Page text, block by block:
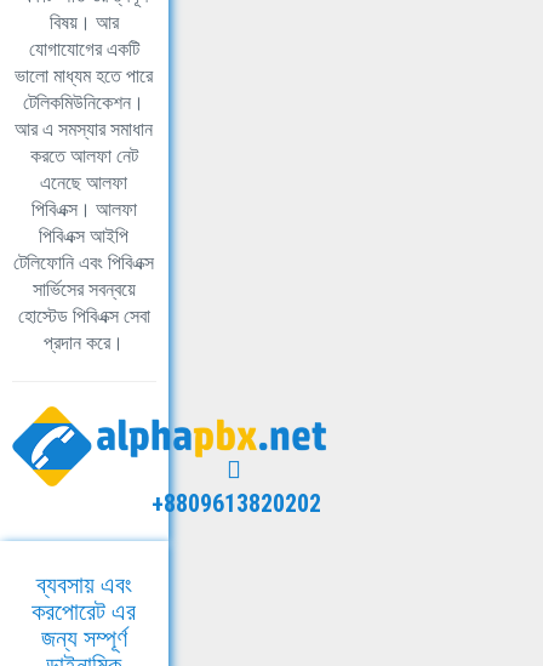
বিষয়। আর
যোগাযোগের একটি
ভালো মাধ্যম হতে পারে
টেলিকমিউনিকেশন।
আর এ সমস্যার সমাধান
করতে আলফা নেট
এনেছে আলফা
পিবিএক্স। আলফা
পিবিএক্স আইপি
টেলিফোনি এবং পিবিএক্স
সার্ভিসের সবন্বয়ে
হোস্টেড পিবিএক্স সেবা
প্রদান করে।
+8809613820202
ব্যবসায় এবং
করপোরেট এর
জন্য সম্পূর্ণ